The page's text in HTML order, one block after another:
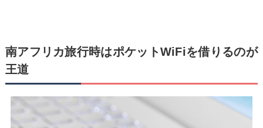
南アフリカ旅行時はポケットWiFiを借りるのが
王道